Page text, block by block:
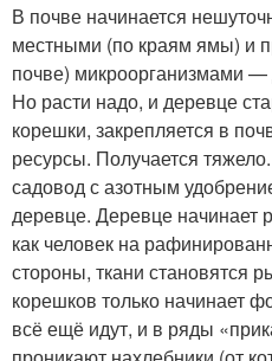
В почве начинается
местными (по краям ямы) и
почве) микроорганизмами —
Но расти надо, и деревце
корешки, закрепляется в
ресурсы. Получается
садовод с азотным
деревце. Деревце начинает
как человек на
стороны, ткани становятся
корешков только начинает
всё ещё идут, и в ряды